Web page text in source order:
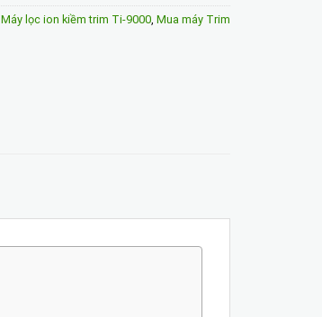
Máy lọc ion kiềm trim Ti-9000 Mua máy Trim